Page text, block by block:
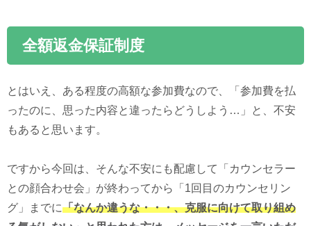
全額返金保証制度
とはいえ、ある程度の高額な参加費なので、「参加費を払
ったのに、思った内容と違ったらどうしよう…」と、不安
もあると思います。
ですから今回は、そんな不安にも配慮して「カウンセラー
との顔合わせ会」が終わってから「1回目のカウンセリン
グ」までに「なんか違うな・・・、克服に向けて取り組め